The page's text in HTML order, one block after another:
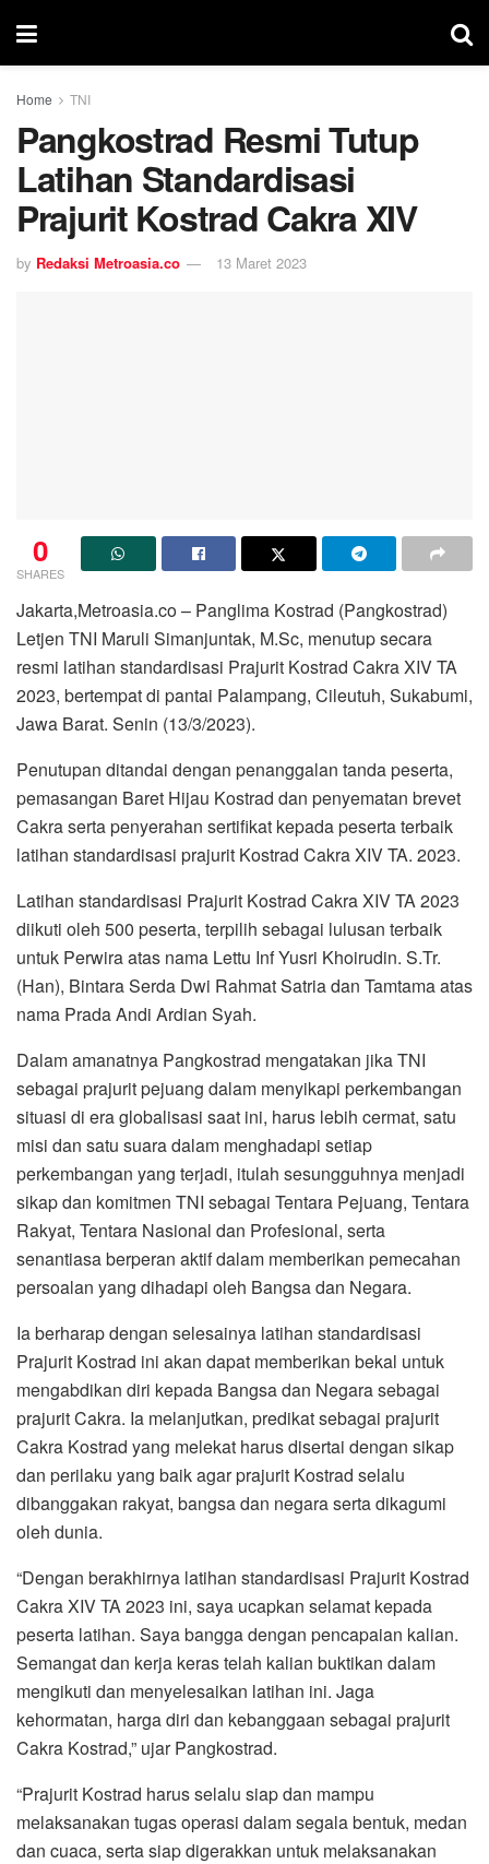
Home TNI
Pangkostrad Resmi Tutup
Latihan Standardisasi
Prajurit Kostrad Cakra XIV
by Redaksi Metroasia.co 13 Maret 2023
0
SHARES
Jakarta,Metroasia.co – Panglima Kostrad (Pangkostrad)
Letjen TNI Maruli Simanjuntak, M.Sc, menutup secara
resmi latihan standardisasi Prajurit Kostrad Cakra XIV TA
2023, bertempat di pantai Palampang, Cileutuh, Sukabumi,
Jawa Barat. Senin (13/3/2023).
Penutupan ditandai dengan penanggalan tanda peserta,
pemasangan Baret Hijau Kostrad dan penyematan brevet
Cakra serta penyerahan sertifikat kepada peserta terbaik
latihan standardisasi prajurit Kostrad Cakra XIV TA. 2023.
Latihan standardisasi Prajurit Kostrad Cakra XIV TA 2023
diikuti oleh 500 peserta, terpilih sebagai lulusan terbaik
untuk Perwira atas nama Lettu Inf Yusri Khoirudin. S.Tr.
(Han), Bintara Serda Dwi Rahmat Satria dan Tamtama atas
nama Prada Andi Ardian Syah.
Dalam amanatnya Pangkostrad mengatakan jika TNI
sebagai prajurit pejuang dalam menyikapi perkembangan
situasi di era globalisasi saat ini, harus lebih cermat, satu
misi dan satu suara dalam menghadapi setiap
perkembangan yang terjadi, itulah sesungguhnya menjadi
sikap dan komitmen TNI sebagai Tentara Pejuang, Tentara
Rakyat, Tentara Nasional dan Profesional, serta
senantiasa berperan aktif dalam memberikan pemecahan
persoalan yang dihadapi oleh Bangsa dan Negara.
Ia berharap dengan selesainya latihan standardisasi
Prajurit Kostrad ini akan dapat memberikan bekal untuk
mengabdikan diri kepada Bangsa dan Negara sebagai
prajurit Cakra. Ia melanjutkan, predikat sebagai prajurit
Cakra Kostrad yang melekat harus disertai dengan sikap
dan perilaku yang baik agar prajurit Kostrad selalu
dibanggakan rakyat, bangsa dan negara serta dikagumi
oleh dunia.
“Dengan berakhirnya latihan standardisasi Prajurit Kostrad
Cakra XIV TA 2023 ini, saya ucapkan selamat kepada
peserta latihan. Saya bangga dengan pencapaian kalian.
Semangat dan kerja keras telah kalian buktikan dalam
mengikuti dan menyelesaikan latihan ini. Jaga
kehormatan, harga diri dan kebanggaan sebagai prajurit
Cakra Kostrad,” ujar Pangkostrad.
“Prajurit Kostrad harus selalu siap dan mampu
melaksanakan tugas operasi dalam segala bentuk, medan
dan cuaca, serta siap digerakkan untuk melaksanakan